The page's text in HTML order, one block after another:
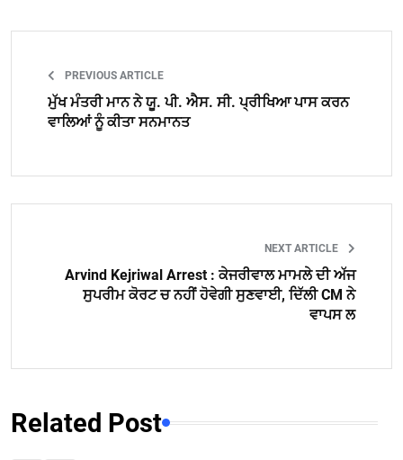
PREVIOUS ARTICLE
ਮੁੱਖ ਮੰਤਰੀ ਮਾਨ ਨੇ ਯੂ. ਪੀ. ਐਸ. ਸੀ. ਪ੍ਰੀਖਿਆ ਪਾਸ ਕਰਨ
ਵਾਲਿਆਂ ਨੂੰ ਕੀਤਾ ਸਨਮਾਨਤ
NEXT ARTICLE
Arvind Kejriwal Arrest : ਕੇਜਰੀਵਾਲ ਮਾਮਲੇ ਦੀ ਅੱਜ
ਸੁਪਰੀਮ ਕੋਰਟ ਚ ਨਹੀਂ ਹੋਵੇਗੀ ਸੁਣਵਾਈ, ਦਿੱਲੀ CM ਨੇ
ਵਾਪਸ ਲ
Related Post